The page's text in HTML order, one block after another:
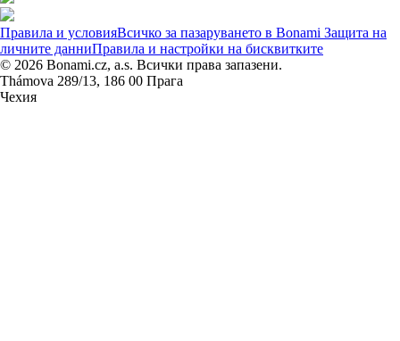
Правила и условияВсичко за пазаруването в Bonami Защита на
личните данниПравила и настройки на бисквитките
© 2026 Bonami.cz, a.s. Всички права запазени.
Thámova 289/13, 186 00 Прага
Чехия